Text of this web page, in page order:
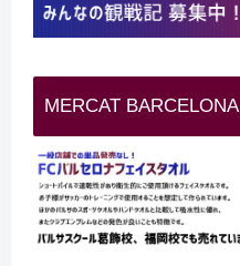
MERCAT BARCELONA